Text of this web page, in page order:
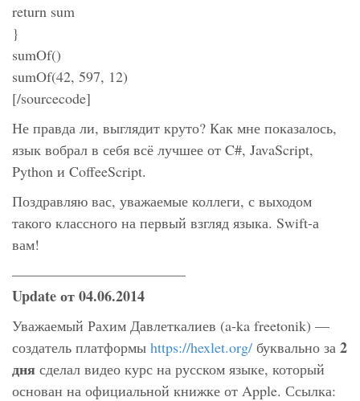
return sum
}
sumOf()
sumOf(42, 597, 12)
[/sourcecode]
Не правда ли, выглядит круто? Как мне показалось,
язык вобрал в себя всё лучшее от C#, JavaScript,
Python и CoffeeScript.
Поздравляю вас, уважаемые коллеги, с выходом
такого классного на первый взгляд языка. Swift-а
вам!
————————————
Update от 04.06.2014
Уважаемый Рахим Давлеткалиев (a-ka freetonik) —
создатель платформы https://hexlet.org/ буквально за 2
дня сделал видео курс на русском языке, который
основан на официальной книжке от Apple. Ссылка: